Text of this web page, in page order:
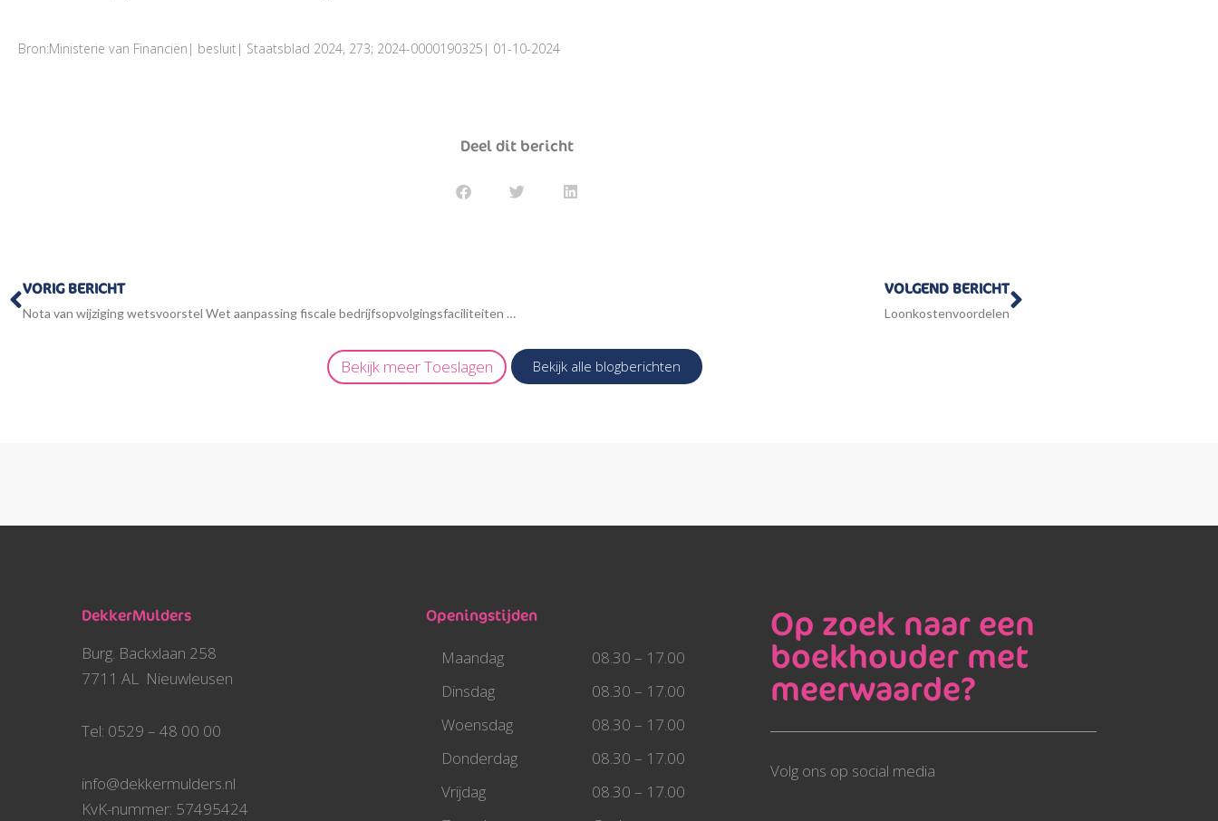
Bron:Ministerie van Financiën| besluit| Staatsblad 2024, 273; 2024-0000190325| 01-10-2024
Deel dit bericht
Vorige
VORIG BERICHT
Nota van wijziging wetsvoorstel Wet aanpassing fiscale bedrijfsopvolgingsfaciliteiten 2025
VOLGEND BERICHT
Loonkostenvoordelen
Volgende
Bekijk meerToeslagen Bekijk alle blogberichten
DekkerMulders
Burg. Backxlaan 258
7711 AL Nieuwleusen
Tel: 0529 – 48 00 00
info@dekkermulders.nl
KvK-nummer: 57495424
Openingstijden
Maandag
08.30 – 17.00
Dinsdag
08.30 – 17.00
Woensdag
08.30 – 17.00
Donderdag
08.30 – 17.00
Vrijdag
08.30 – 17.00
Op zoek naar een
boekhouder met
meerwaarde?
Volg ons op social media